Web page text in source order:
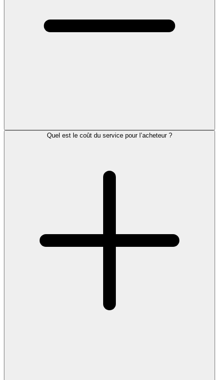
Quel est le coût du service pour l’acheteur ?